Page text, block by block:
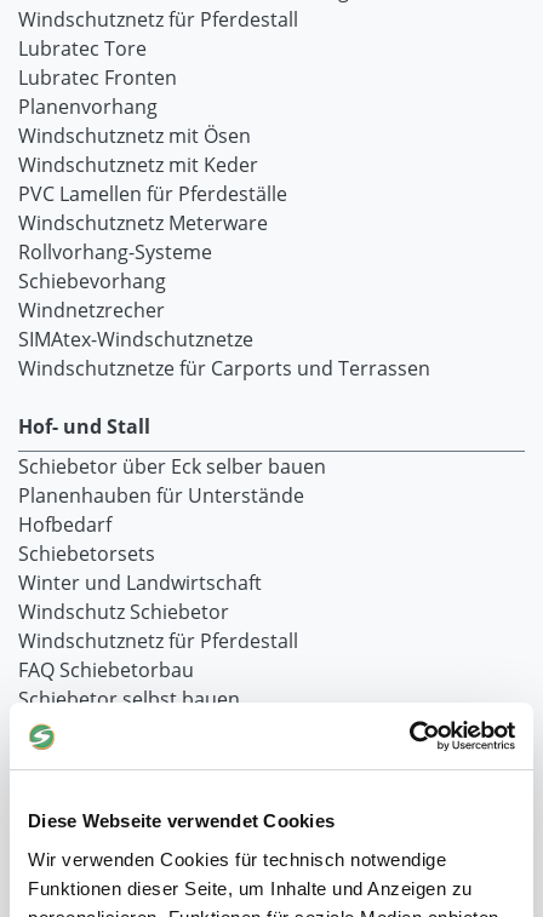
Diese Webseite verwendet Cookies
Wir verwenden Cookies für technisch notwendige
Funktionen dieser Seite, um Inhalte und Anzeigen zu
Windschutznetz für Pferdestall
Lubratec Tore
Lubratec Fronten
Planenvorhang
Windschutznetz mit Ösen
Windschutznetz mit Keder
PVC Lamellen für Pferdeställe
Windschutznetz Meterware
Rollvorhang-Systeme
Schiebevorhang
Windnetzrecher
SIMAtex-Windschutznetze
Windschutznetze für Carports und Terrassen
Hof- und Stall
Schiebetor über Eck selber bauen
Planenhauben für Unterstände
Hofbedarf
Schiebetorsets
Winter und Landwirtschaft
Windschutz Schiebetor
Windschutznetz für Pferdestall
FAQ Schiebetorbau
Schiebetor selbst bauen
Schiebetorrollen
Schiebebühne
Laufschiene und Rollapparate Typ 30
Laufschiene und Rollapparate Typ 50
Alles für die Haussschlachtung